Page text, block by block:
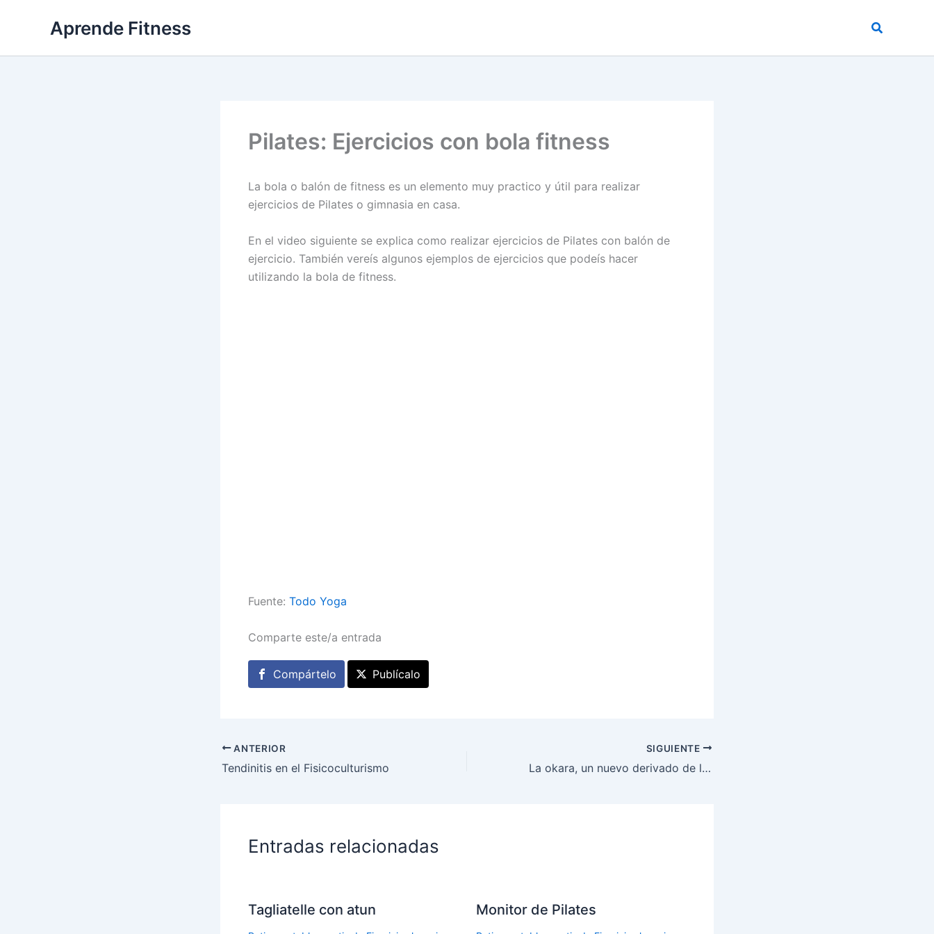
Aprende Fitness Buscar
Pilates: Ejercicios con bola fitness
La bola o balón de fitness es un elemento muy practico y útil para realizar
ejercicios de Pilates o gimnasia en casa.
En el video siguiente se explica como realizar ejercicios de Pilates con balón de
ejercicio. También vereís algunos ejemplos de ejercicios que podeís hacer
utilizando la bola de fitness.
Fuente: Todo Yoga
Comparte este/a entrada
Compártelo Publícalo
ANTERIOR
Tendinitis en el Fisicoculturismo
SIGUIENTE
La okara, un nuevo derivado de la soja
Entradas relacionadas
Tagliatelle con atun Monitor de Pilates